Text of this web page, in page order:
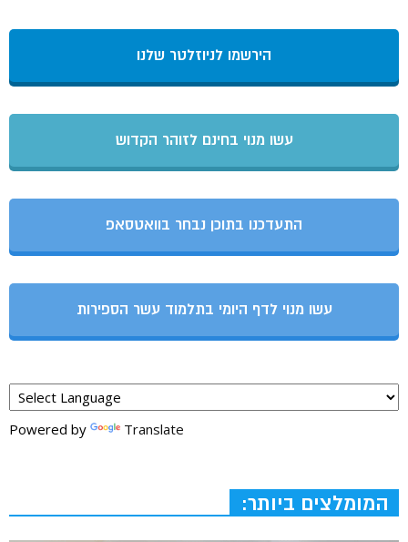
הירשמו לניוזלטר שלנו
עשו מנוי בחינם לזוהר הקדוש
התעדכנו בתוכן נבחר בוואטסאפ
עשו מנוי לדף היומי בתלמוד עשר הספירות
Powered by Translate
המומלצים ביותר: